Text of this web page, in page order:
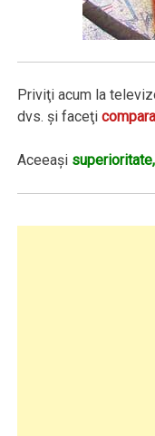
Priviţi acum la
dvs. şi faceţi
Aceeaşi superioritate,